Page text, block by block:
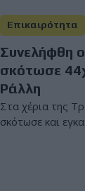
Επικαιρότητα
Συνελήφθη
σκότωσε
Ράλλη
Στα χέρια της
σκότωσε και